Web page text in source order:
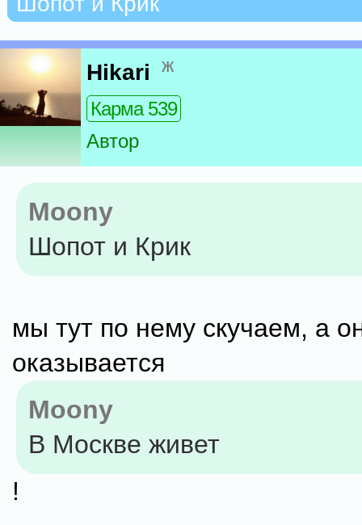
Hikari ж
Карма 539
Автор
Moony
Шопот и Крик
мы тут по нему скучаем, а
оказывается
Moony
В Москве живет
!